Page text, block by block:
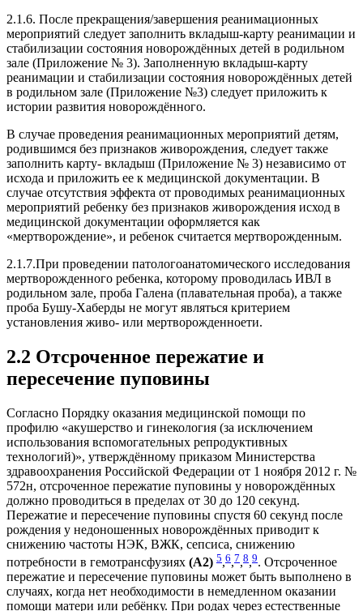
2.1.6. После прекращения/завершения реанимационных
мероприятий следует заполнить вкладыш-карту реанимации и
стабилизации состояния новорождённых детей в родильном
зале (Приложение № 3). Заполненную вкладыш-карту
реанимации и стабилизации состояния новорождённых детей
в родильном зале (Приложение №3) следует приложить к
истории развития новорождённого.
В случае проведения реанимационных мероприятий детям,
родившимся без признаков живорождения, следует также
заполнить карту- вкладыш (Приложение № 3) независимо от
исхода и приложить ее к медицинской документации. В
случае отсутствия эффекта от проводимых реанимационных
мероприятий ребенку без признаков живорождения исход в
медицинской документации оформляется как
«мертворождение», и ребенок считается мертворожденным.
2.1.7.При проведении патологоанатомического исследования
мертворожденного ребенка, которому проводилась ИВЛ в
родильном зале, проба Галена (плавательная проба), а также
проба Бушу-Хаберды не могут являться критерием
установления живо- или мертворожденноети.
2.2 Отсроченное пережатие и
пересечение пуповины
Согласно Порядку оказания медицинской помощи по
профилю «акушерство и гинекология (за исключением
использования вспомогательных репродуктивных
технологий)», утверждённому приказом Министерства
здравоохранения Российской Федерации от 1 ноября 2012 г. №
572н, отсроченное пережатие пуповины у новорождённых
должно проводиться в пределах от 30 до 120 секунд.
Пережатие и пересечение пуповины спустя 60 секунд после
рождения у недоношенных новорождённых приводит к
снижению частоты НЭК, ВЖК, сепсиса, снижению
потребности в гемотрансфузиях (А2) 5,6,7,8,9. Отсроченное
пережатие и пересечение пуповины может быть выполнено в
случаях, когда нет необходимости в немедленном оказании
помощи матери или ребёнку. При родах через естественные